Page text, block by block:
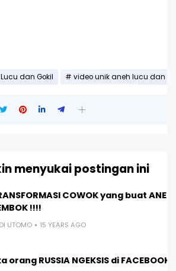
dan Gokil video unik aneh lucu dan
menyukai postingan ini
COWOK yang buat ANE
!!!!
UTOMO 15 YEARS AGO
orang RUSSIA NGEKSIS di FACEBOOK